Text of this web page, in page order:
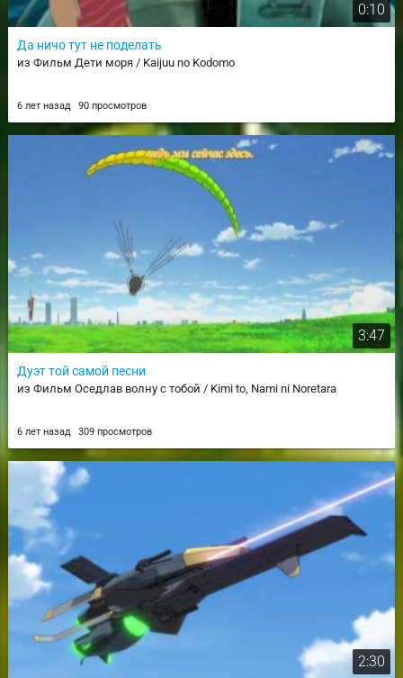
0:10
Да ничо тут не поделать
из Фильм Дети моря / Kaijuu no Kodomo
6 лет назад 90 просмотров
3:47
Дуэт той самой песни
из Фильм Оседлав волну с тобой / Kimi to, Nami ni Noretara
6 лет назад 309 просмотров
2:30